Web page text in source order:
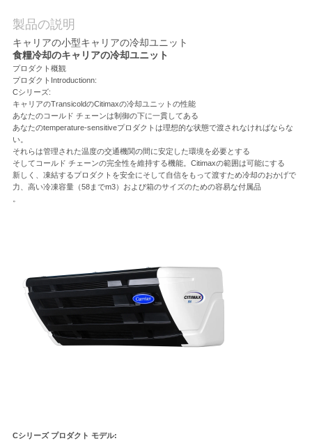
絡
く
だ
さ
い
ニ
ュ
製品の説明
キャリアの小型キャリアの冷却ユニット
食糧冷却のキャリアの冷却ユニット
プロダクト概観
プロダクトIntroductionn:
Cシリーズ:
キャリアのTransicoldのCitimaxの冷却ユニットの性能
あなたのコールド チェーンは制御の下に一貫してある
あなたのtemperature-sensitiveプロダクトは理想的な状態で渡されなければならな
い。
それらは管理された温度の交通機関の間に安定した環境を必要とする
そしてコールド チェーンの完全性を維持する機能。Citimaxの範囲は可能にする
新しく、凍結するプロダクトを安全にそして自信をもって渡すため冷却のおかげで
力、高い冷凍容量（58までm3）および箱のサイズのための容易な付属品
。
Cシリーズ プロダクト モデル: